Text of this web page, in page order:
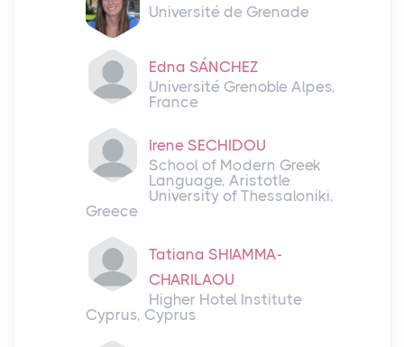
Université de Grenade
Edna SÁNCHEZ
Université Grenoble Alpes,
France
Irene SECHIDOU
School of Modern Greek
Language, Aristotle
University of Thessaloniki,
Greece
Tatiana SHIAMMA-
CHARILAOU
Higher Hotel Institute
Cyprus, Cyprus